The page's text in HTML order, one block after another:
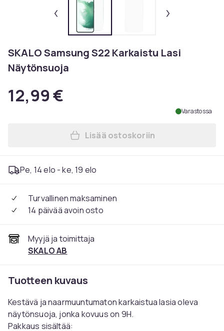
SKALO Samsung S22 Karkaistu Lasi
Näytönsuoja
12,99 €
Varastossa
Lisää SKALO Samsung
Lisää ostoskoriin
Pe, 14 elo - ke, 19 elo
Turvallinen maksaminen
14 päivää avoin osto
Myyjä ja toimittaja
SKALO AB
Tuotteen kuvaus
Kestävä ja naarmuuntumaton karkaistua lasia oleva
näytönsuoja, jonka kovuus on 9H.
Pakkaus sisältää: